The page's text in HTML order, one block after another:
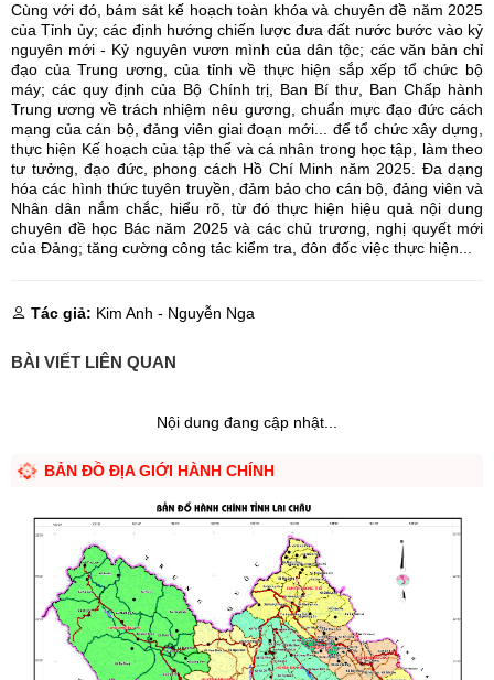
Cùng với đó, bám sát kế hoạch toàn khóa và chuyên đề năm 2025
của Tỉnh ủy; các định hướng chiến lược đưa đất nước bước vào kỷ
nguyên mới - Kỷ nguyên vươn mình của dân tộc; các văn bản chỉ
đạo của Trung ương, của tỉnh về thực hiện sắp xếp tổ chức bộ
máy; các quy định của Bộ Chính trị, Ban Bí thư, Ban Chấp hành
Trung ương về trách nhiệm nêu gương, chuẩn mực đạo đức cách
mạng của cán bộ, đảng viên giai đoạn mới... để tổ chức xây dựng,
thực hiện Kế hoạch của tập thể và cá nhân trong học tập, làm theo
tư tưởng, đạo đức, phong cách Hồ Chí Minh năm 2025. Đa dạng
hóa các hình thức tuyên truyền, đảm bảo cho cán bộ, đảng viên và
Nhân dân nắm chắc, hiểu rõ, từ đó thực hiện hiệu quả nội dung
chuyên đề học Bác năm 2025 và các chủ trương, nghị quyết mới
của Đảng; tăng cường công tác kiểm tra, đôn đốc việc thực hiện...
Tác giả: Kim Anh - Nguyễn Nga
BÀI VIẾT LIÊN QUAN
Nội dung đang cập nhật...
BẢN ĐỒ ĐỊA GIỚI HÀNH CHÍNH